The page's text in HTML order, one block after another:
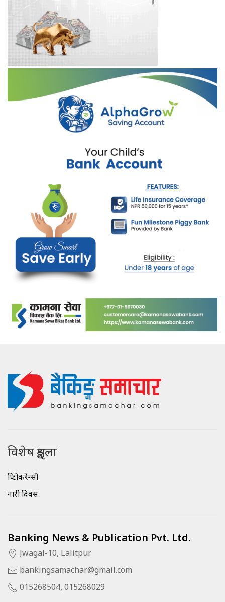
विशेष शृङ्खला
क्रिप्टोकरेन्सी
नारी दिवस
Banking News & Publication Pvt. Ltd.
Jwagal-10, Lalitpur
bankingsamachar@gmail.com
015268504, 015268029